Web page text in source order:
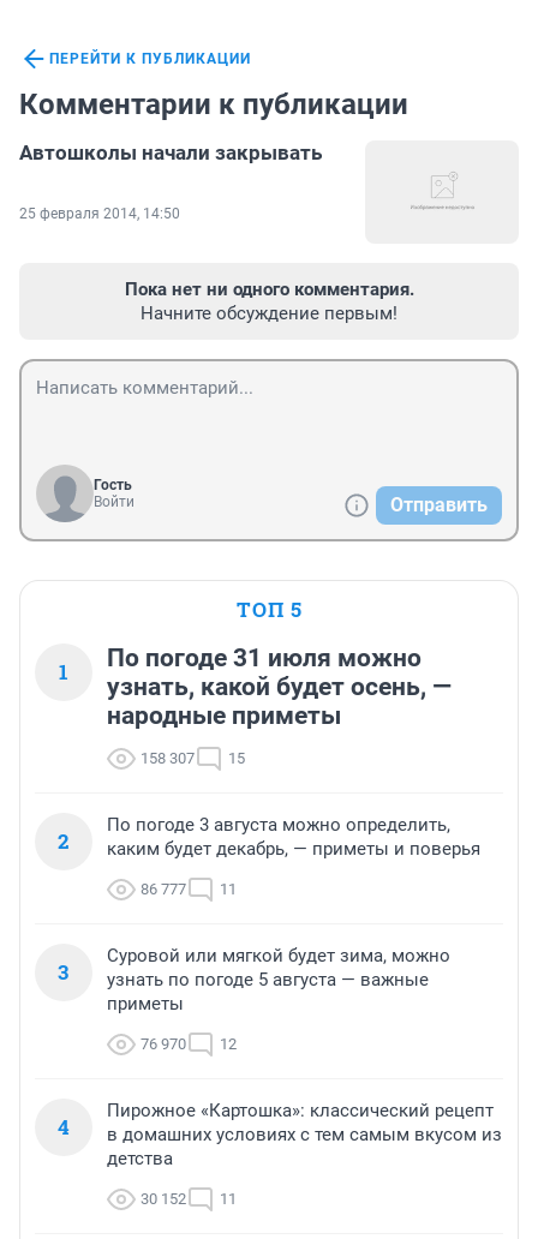
ПЕРЕЙТИ К ПУБЛИКАЦИИ
Комментарии к публикации
Автошколы начали закрывать
25 февраля 2014, 14:50
Пока нет ни одного комментария.
Начните обсуждение первым!
Гость
Войти
Отправить
ТОП 5
1
По погоде 31 июля можно
узнать, какой будет осень, —
народные приметы
158 307 15
2
По погоде 3 августа можно определить,
каким будет декабрь, — приметы и поверья
86 777 11
3
Суровой или мягкой будет зима, можно
узнать по погоде 5 августа — важные
приметы
76 970 12
4
Пирожное «Картошка»: классический рецепт
в домашних условиях с тем самым вкусом из
детства
30 152 11